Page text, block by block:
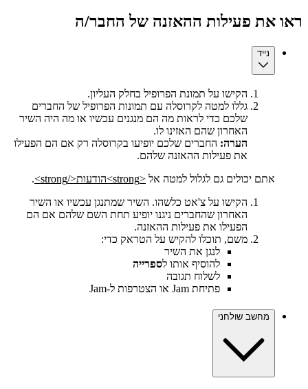
ראו את פעילות ההאזנה של החבר/ה
נייד
הקישו על תמונת הפרופיל בחלק העליון.
גללו למטה לקרוסלה עם תמונות הפרופיל של החברים
שלכם כדי לראות מה הם מנגנים עכשיו או מה היה השיר
האחרון שהם האזינו לו.
הערה: החברים שלכם יופיעו בקרוסלה רק אם הם הפעילו
את פעילות ההאזנה שלהם.
אתם יכולים גם לגלול למטה אל <strong>הודעות</strong>
.
הקישו על צ'אט כלשהו. השיר שמתנגן עכשיו או השיר
האחרון שהחברים ניגנו יופיע תחת השם שלהם אם הם
הפעילו את פעילות ההאזנה.
משם, תוכלו להקיש על הטראק כדי:
לנגן את השיר
להוסיף אותו לספרייה
לשלוח תגובה
פתיחת Jam או הצטרפות ל-Jam
מחשב שולחני